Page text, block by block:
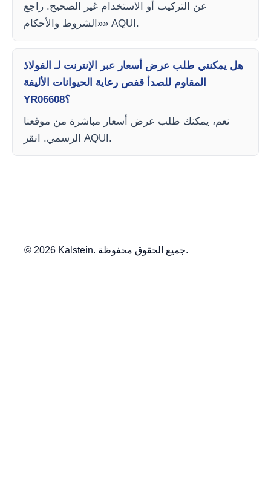
عن التركيب أو الاستخدام غير الصحيح. راجع
«الشروط والأحكام» AQUI.
هل يمكنني طلب عرض أسعار عبر الإنترنت لـ الفولاذ
المقاوم للصدأ قفص رعاية الحيوانات الأليفة
YR06608؟
نعم، يمكنك طلب عرض أسعار مباشرة من موقعنا
الرسمي. انقر AQUI.
© 2026 Kalstein. جميع الحقوق محفوظة.